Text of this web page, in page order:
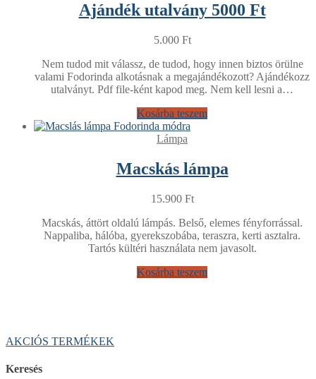
Ajándék utalvány 5000 Ft
5.000 Ft
Nem tudod mit válassz, de tudod, hogy innen biztos örülne
valami Fodorinda alkotásnak a megajándékozott? Ajándékozz
utalványt. Pdf file-ként kapod meg. Nem kell lesni a…
Kosárba teszem
Lámpa
Macskás lámpa
15.900 Ft
Macskás, áttört oldalú lámpás. Belső, elemes fényforrással.
Nappaliba, hálóba, gyerekszobába, teraszra, kerti asztalra.
Tartós kültéri használata nem javasolt.
Kosárba teszem
AKCIÓS TERMÉKEK
Keresés